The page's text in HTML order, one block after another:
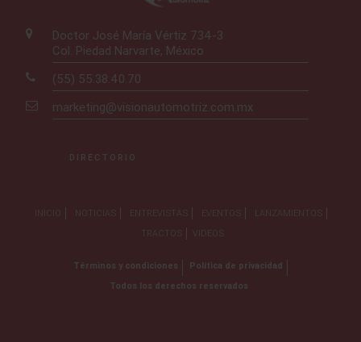
Doctor José María Vértiz 734-3
Col. Piedad Narvarte, México
(55) 55.38.40.70
marketing@visionautomotriz.com.mx
DIRECTORIO
INICIO NOTICIAS ENTREVISTAS EVENTOS
LANZAMIENTOS
TRACTOS
VIDEOS
Términos y condiciones
Política de privacidad
Todos los derechos reservados